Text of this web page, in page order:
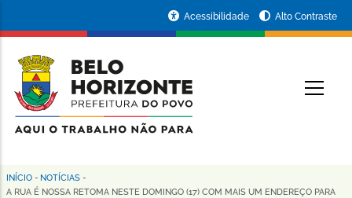
conteúdo
principal
da
Prefeitura
de
Horizonte
Acessibilidade Alto Contraste
Trilha
INÍCIO - NOTÍCIAS -
A RUA É NOSSA RETOMA NESTE DOMINGO (17) COM MAIS UM ENDEREÇO PARA